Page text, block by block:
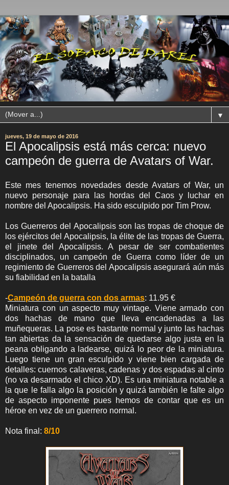
▼
jueves, 19 de mayo de 2016
El Apocalipsis está más cerca: nuevo
campeón de guerra de Avatars of War.
Este mes tenemos novedades desde Avatars of War, un
nuevo personaje para las hordas del Caos y luchar en
nombre del Apocalipsis. Ha sido esculpido por Tim Prow.
Los Guerreros del Apocalipsis son las tropas de choque de
los ejércitos del Apocalipsis, la élite de las tropas de Guerra,
el jinete del Apocalipsis. A pesar de ser combatientes
disciplinados, un campeón de Guerra como líder de un
regimiento de Guerreros del Apocalipsis asegurará aún más
su fiabilidad en la batalla
-Campeón de guerra con dos armas: 11.95 €
Miniatura con un aspecto muy vintage. Viene armado con
dos hachas de mano que lleva encadenadas a las
muñequeras. La pose es bastante normal y junto las hachas
tan abiertas da la sensación de quedarse algo justa en la
peana obligando a ladearse, quizá lo peor de la miniatura.
Luego tiene un gran esculpido y viene bien cargada de
detalles: cuernos calaveras, cadenas y dos espadas al cinto
(no va desarmado el chico XD). Es una miniatura notable a
la que le falla algo la posición y quizá también le falte algo
de aspecto imponente pues hemos de contar que es un
héroe en vez de un guerrero normal.
Nota final: 8/10